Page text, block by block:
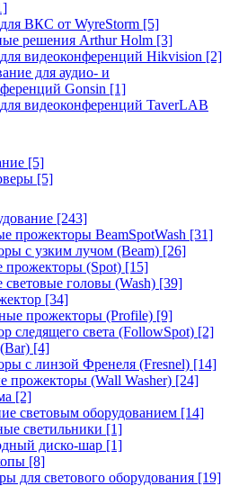
ВКС от WyreStorm [5]
решения Arthur Holm [3]
видеоконференций Hikvision [2]
для аудио- и
Gonsin [1]
видеоконференций TaverLAB
[5]
[5]
[243]
прожекторы BeamSpotWash [31]
с узким лучом (Beam) [26]
прожекторы (Spot) [15]
световые головы (Wash) [39]
[34]
прожекторы (Profile) [9]
следящего света (FollowSpot) [2]
[4]
с линзой Френеля (Fresnel) [14]
прожекторы (Wall Washer) [24]
[2]
световым оборудованием [14]
светильники [1]
диско-шар [1]
[8]
для светового оборудования [19]